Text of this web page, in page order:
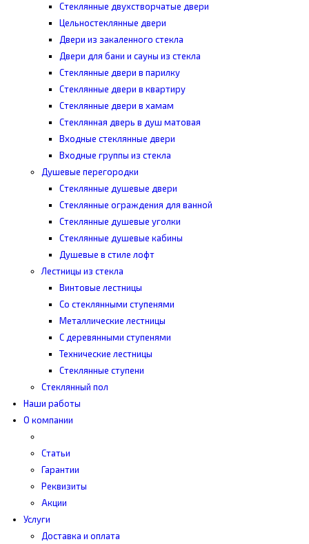
Стеклянные двухстворчатые двери
Цельностеклянные двери
Двери из закаленного стекла
Двери для бани и сауны из стекла
Стеклянные двери в парилку
Стеклянные двери в квартиру
Стеклянные двери в хамам
Стеклянная дверь в душ матовая
Входные стеклянные двери
Входные группы из стекла
Душевые перегородки
Стеклянные душевые двери
Стеклянные ограждения для ванной
Стеклянные душевые уголки
Стеклянные душевые кабины
Душевые в стиле лофт
Лестницы из стекла
Винтовые лестницы
Со стеклянными ступенями
Металлические лестницы
С деревянными ступенями
Технические лестницы
Стеклянные ступени
Стеклянный пол
Наши работы
О компании
Статьи
Гарантии
Реквизиты
Акции
Услуги
Доставка и оплата